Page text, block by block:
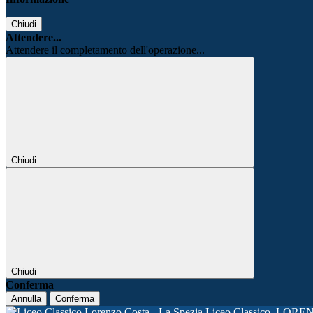
Chiudi
Attendere...
Attendere il completamento dell'operazione...
Chiudi
Chiudi
Conferma
Annulla Conferma